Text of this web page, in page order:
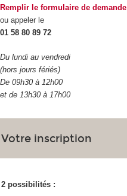
Remplir le formulaire de demande
ou appeler le
01 58 80 89 72
Du lundi au vendredi
(hors jours fériés)
De 09h30 à 12h00
et de 13h30 à 17h00
Votre inscription
2 possibilités :